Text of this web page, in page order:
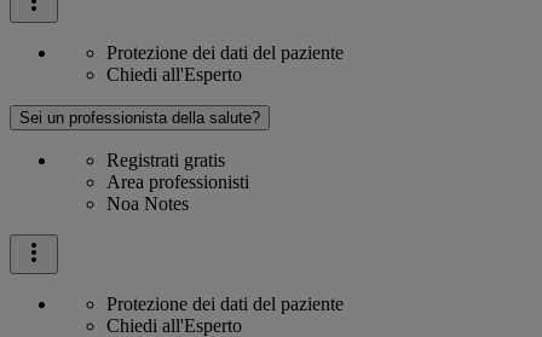
Protezione dei dati del paziente
Chiedi all'Esperto
Sei un professionista della salute?
Registrati gratis
Area professionisti
Noa Notes
Protezione dei dati del paziente
Chiedi all'Esperto